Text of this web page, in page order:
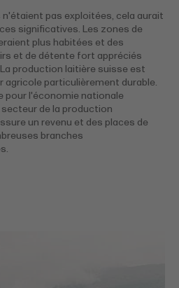
pas exploitées, cela aurait
significatives. Les zones de
plus habitées et des
et de détente fort appréciés
production laitière suisse est
agricole particulièrement durable.
pour l'économie nationale
de la production
un revenu et des places de
branches